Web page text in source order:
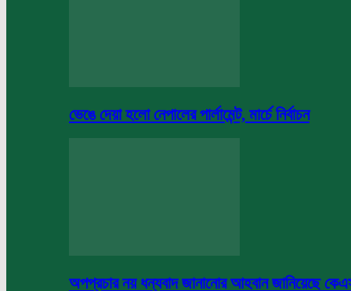
ভেঙে দেয়া হলো নেপালের পার্লামেন্ট, মার্চে নির্বাচন
অপপ্রচার নয় ধন্যবাদ জানানোর আহবান জানিয়েছে